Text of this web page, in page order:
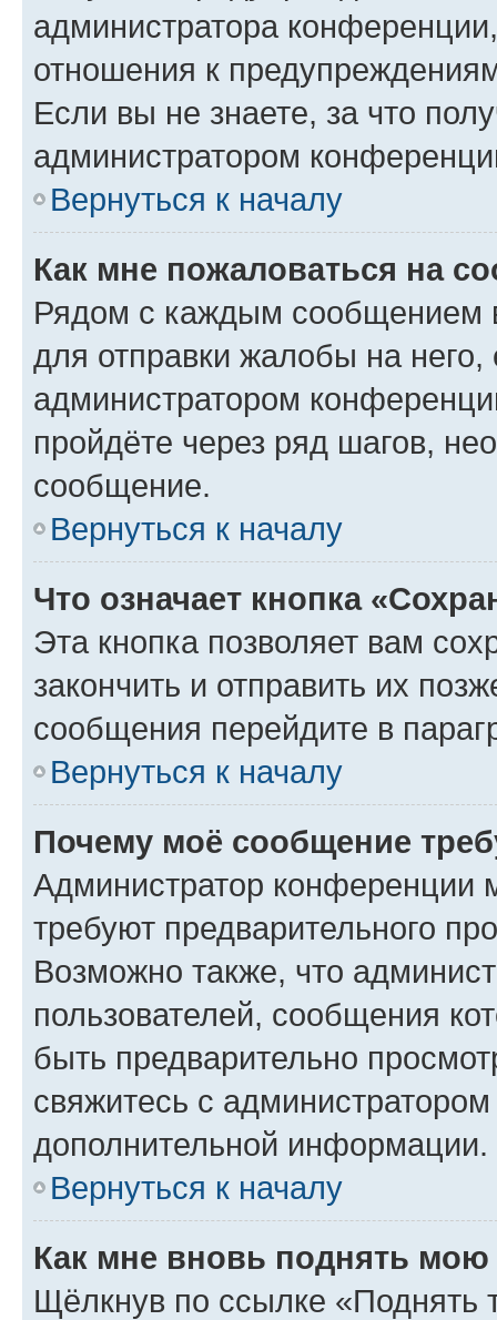
администратора
отношения к
Если вы не знаете, за что
администратором
Вернуться к началу
Как мне пожаловаться на
Рядом с каждым сообщением
для отправки жалобы на
администратором
пройдёте через ряд шагов,
сообщение.
Вернуться к началу
Что означает кнопка
Эта кнопка позволяет вам
закончить и отправить их
сообщения перейдите в
Вернуться к началу
Почему моё сообщение
Администратор конференции
требуют предварительного
Возможно также, что
пользователей, сообщения
быть предварительно
свяжитесь с
дополнительной информации.
Вернуться к началу
Как мне вновь поднять мою
Щёлкнув по ссылке «Поднять